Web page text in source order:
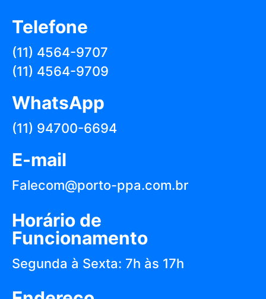
Telefone
(11) 4564-9707
(11) 4564-9709
WhatsApp
(11) 94700-6694
E-mail
Falecom@porto-ppa.com.br
Horário de
Funcionamento
Segunda à Sexta: 7h às 17h